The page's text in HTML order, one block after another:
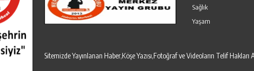
Sağlık
Yaşam
Sitemizde Yayınlanan Haber,Köşe Yazısı,Fotoğraf ve Videoların Telif